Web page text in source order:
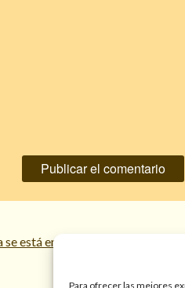
Para ofrecer las mejores
está enamorando de mi amiga